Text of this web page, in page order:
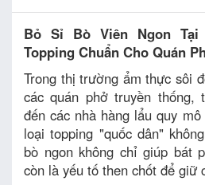
Bỏ Sỉ Bò Viên Ngon Tại
Topping Chuẩn Cho Quán
Trong thị trường ẩm thực sôi
các quán phở truyền thống,
đến các nhà hàng lẩu quy
loại topping "quốc dân"
bò ngon không chỉ giúp bát
còn là yếu tố then chốt để giữ